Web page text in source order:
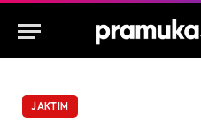
JAKTIM